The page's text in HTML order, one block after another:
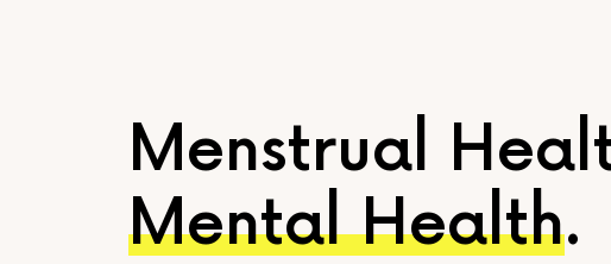
Menstrual
Mental Health.